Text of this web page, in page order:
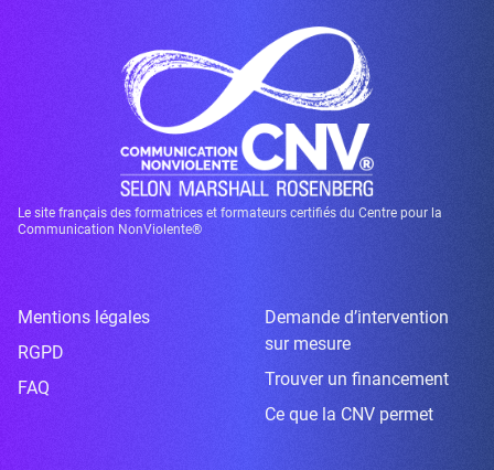
Le site français des formatrices et formateurs certifiés du Centre pour la
Communication NonViolente®
Mentions légales
RGPD
FAQ
Demande d’intervention
sur mesure
Trouver un financement
Ce que la CNV permet